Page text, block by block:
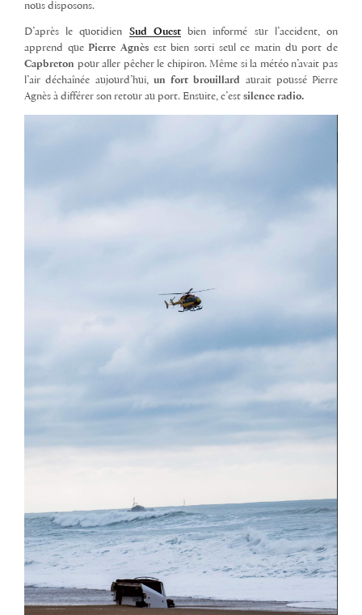
nous disposons.
D’après le quotidien Sud Ouestbien informé sur l’accident, on
apprend quePierre Agnès est bien sorti seul ce matin du port de
Capbreton pour aller pêcher le chipiron. Même si la météo n’avait pas
l’air déchaînée aujourd’hui, un fort brouillard
aurait poussé Pierre
Agnès à différer son retour au port. Ensuite, c’est silence radio.